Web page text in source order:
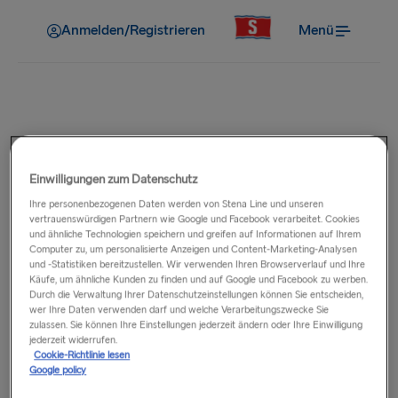
Anmelden/Registrieren Menü
An Bord
Gibt es zollfreies Einkaufen an
Bord?
Zollfreies Einkaufen gibt es auf unseren Routen von und in
die Republik Irland sowie von und nach Hoek van Holland.
Bei einer großen Auswahl an Alkohol, Kosmetika, Düften,
Geschenken und Süßwaren können Sie richtig sparen. Es
geltenFreimengen für zollfreies Einkaufen
Einwilligungen zum Datenschutz
Ihre personenbezogenen Daten werden von Stena Line und unseren
vertrauenswürdigen Partnern wie Google und Facebook verarbeitet. Cookies
und ähnliche Technologien speichern und greifen auf Informationen auf Ihrem
Computer zu, um personalisierte Anzeigen und Content-Marketing-Analysen
und -Statistiken bereitzustellen. Wir verwenden Ihren Browserverlauf und Ihre
Käufe, um ähnliche Kunden zu finden und auf Google und Facebook zu werben.
Durch die Verwaltung Ihrer Datenschutzeinstellungen können Sie entscheiden,
wer Ihre Daten verwenden darf und welche Verarbeitungszwecke Sie
zulassen. Sie können Ihre Einstellungen jederzeit ändern oder Ihre Einwilligung
jederzeit widerrufen.
Cookie-Richtlinie lesen
Google policy